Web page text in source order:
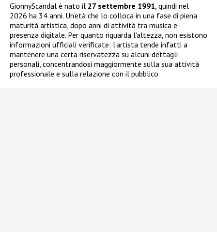
GionnyScandal è nato il 27 settembre 1991 , quindi nel
2026 ha 34 anni. Un’età che lo colloca in una fase di piena
maturità artistica, dopo anni di attività tra musica e
presenza digitale. Per quanto riguarda l’altezza, non esistono
informazioni ufficiali verificate: l’artista tende infatti a
mantenere una certa riservatezza su alcuni dettagli
personali, concentrandosi maggiormente sulla sua attività
professionale e sulla relazione con il pubblico.